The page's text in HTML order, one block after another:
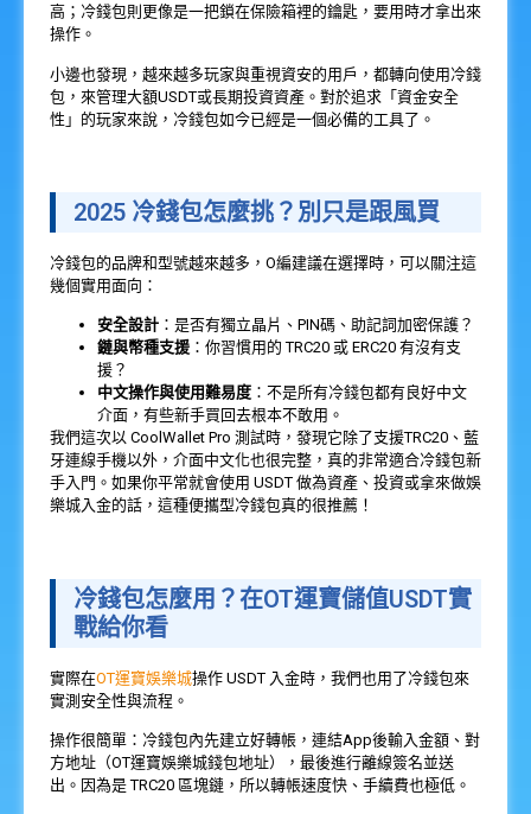
高；冷錢包則更像是一把鎖在保險箱裡的鑰匙，要用時才拿出來
操作。
小邊也發現，越來越多玩家與重視資安的用戶，都轉向使用冷錢
包，來管理大額USDT或長期投資資產。對於追求「資金安全
性」的玩家來說，冷錢包如今已經是一個必備的工具了。
2025 冷錢包怎麼挑？別只是跟風買
冷錢包的品牌和型號越來越多，O編建議在選擇時，可以關注這
幾個實用面向：
安全設計 ：是否有獨立晶片、PIN碼、助記詞加密保護？
鏈與幣種支援 ：你習慣用的 TRC20 或 ERC20 有沒有支
援？
中文操作與使用難易度 ：不是所有冷錢包都有良好中文
介面，有些新手買回去根本不敢用。
我們這次以 CoolWallet Pro 測試時，發現它除了支援TRC20、藍
牙連線手機以外，介面中文化也很完整，真的非常適合冷錢包新
手入門。如果你平常就會使用 USDT 做為資產、投資或拿來做娛
樂城入金的話，這種便攜型冷錢包真的很推薦！
冷錢包怎麼用？在OT運寶儲值USDT實
戰給你看
實際在OT運寶娛樂城操作 USDT 入金時，我們也用了冷錢包來
實測安全性與流程。
操作很簡單：冷錢包內先建立好轉帳，連結App後輸入金額、對
方地址（OT運寶娛樂城錢包地址），最後進行離線簽名並送
出。因為是 TRC20 區塊鏈，所以轉帳速度快、手續費也極低。